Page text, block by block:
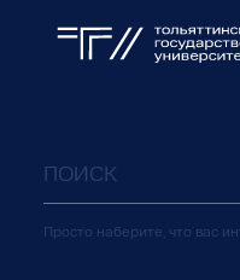
Просто наберите, что вас